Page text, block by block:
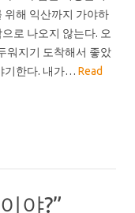
위해 익산까지 가야하
로 나오지 않는다. 오
워지기 도착해서 좋았
기한다. 내가… Read
야?”